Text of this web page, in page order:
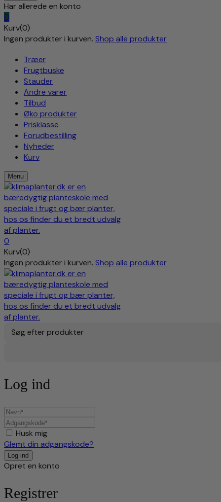
Har allerede en konto
0
Kurv(0)
Ingen produkter i kurven. Shop alle produkter
Træer
Frugtbuske
Stauder
Andre varer
Tilbud
Øko produkter
Prisklasse
Forudbestilling
Nyheder
Kurv
Menu
0
Kurv(0)
Ingen produkter i kurven. Shop alle produkter
Søg efter produkter
Log ind
Husk mig
Glemt din adgangskode?
Opret en konto
Registrer